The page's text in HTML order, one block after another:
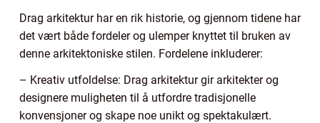
Drag arkitektur har en rik historie, og gjennom tidene har
det vært både fordeler og ulemper knyttet til bruken av
denne arkitektoniske stilen. Fordelene inkluderer:
– Kreativ utfoldelse: Drag arkitektur gir arkitekter og
designere muligheten til å utfordre tradisjonelle
konvensjoner og skape noe unikt og spektakulært.